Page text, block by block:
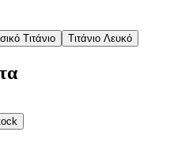
Τιτάνιο Τιτάνιο Λευκό